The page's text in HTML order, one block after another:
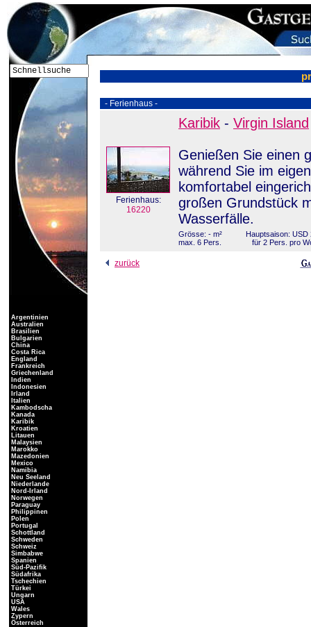
- Ferienhaus -
Ferienhaus:
16220
Karibik - Virgin Island
Genießen Sie einen
während Sie im
komfortabel
großen Grundstück
Wasserfälle.
Grösse: - m²
max. 6 Pers.
Hauptsaison: USD
für 2 Pers. pro
zurück
Argentinien
Australien
Brasilien
Bulgarien
China
Costa Rica
England
Frankreich
Griechenland
Indien
Indonesien
Irland
Italien
Kambodscha
Kanada
Karibik
Kroatien
Litauen
Malaysien
Marokko
Mazedonien
Mexico
Namibia
Neu Seeland
Niederlande
Nord-Irland
Norwegen
Paraguay
Philippinen
Polen
Portugal
Schottland
Schweden
Schweiz
Simbabwe
Spanien
Süd-Pazifik
Südafrika
Tschechien
Türkei
Ungarn
USA
Wales
Zypern
Österreich